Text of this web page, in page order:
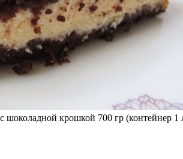
шоколадной крошкой 700 гр (контейнер 1